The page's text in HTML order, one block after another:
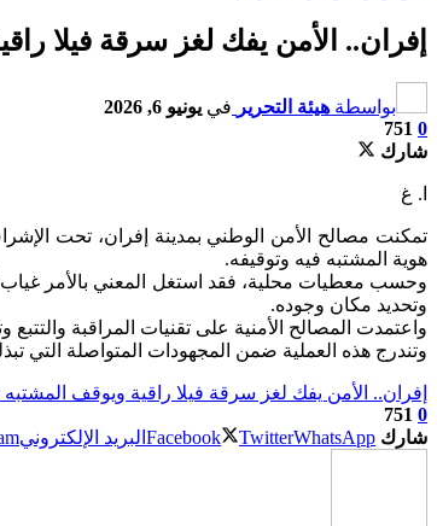
إفران.. الأمن يفك لغز سرقة فيلا
بواسطة هيئة التحرير في يونيو 6, 2026
0
751
شارك
ا. غ
تمكنت مصالح الأمن الوطني بمدينة إفران، تحت
هوية المشتبه فيه وتوقيفه.
وحسب معطيات محلية، فقد استغل المعني بالأمر غياب
وتحديد مكان وجوده.
واعتمدت المصالح الأمنية على تقنيات المراقبة
وتندرج هذه العملية ضمن المجهودات المتواصلة التي
إفران.. الأمن يفك لغز سرقة فيلا راقية ويوقف
0
751
شارك
Facebook TwitterWhatsApp البريد الإلكتروني